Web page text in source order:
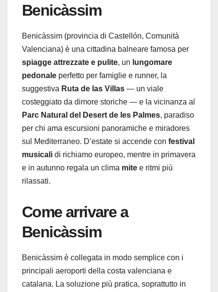
Benicàssim
Benicàssim (provincia di Castellón, Comunità
Valenciana) è una cittadina balneare famosa per
spiagge attrezzate e pulite, un lungomare
pedonale perfetto per famiglie e runner, la
suggestiva Ruta de las Villas — un viale
costeggiato da dimore storiche — e la vicinanza al
Parc Natural del Desert de les Palmes, paradiso
per chi ama escursioni panoramiche e miradores
sul Mediterraneo. D’estate si accende con festival
musicali di richiamo europeo, mentre in primavera
e in autunno regala un clima mite e ritmi più
rilassati.
Come arrivare a
Benicàssim
Benicàssim è collegata in modo semplice con i
principali aeroporti della costa valenciana e
catalana. La soluzione più pratica, soprattutto in